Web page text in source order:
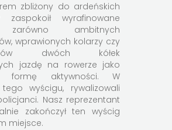
zbliżony do ardeńskich
zaspokoił wyrafinowane
ambitnych
wprawionych kolarzy czy
dwóch kółek
jazdę na rowerze jako
formę aktywności. W
wyścigu, rywalizowali
Nasz reprezentant
zakończył ten wyścig
miejsce.